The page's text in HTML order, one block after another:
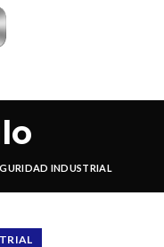
INDUSTRIAL